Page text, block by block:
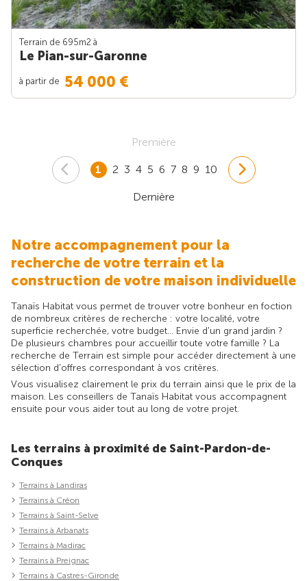
Terrain de 695m2 à
Le Pian-sur-Garonne
à partir de 54 000 €
Première
1 2 3 4 5 6 7 8 9 10
Dernière
Notre accompagnement pour la
recherche de votre terrain et la
construction de votre maison individuelle
Tanaïs Habitat vous permet de trouver votre bonheur en foction
de nombreux critères de recherche : votre localité, votre
superficie recherchée, votre budget... Envie d'un grand jardin ?
De plusieurs chambres pour accueillir toute votre famille ? La
recherche de Terrain est simple pour accéder directement à une
sélection d'offres correspondant à vos critères.
Vous visualisez clairement le prix du terrain ainsi que le prix de la
maison. Les conseillers de Tanaïs Habitat vous accompagnent
ensuite pour vous aider tout au long de votre projet.
Les terrains à proximité de Saint-Pardon-de-
Conques
Terrains à Landiras
Terrains à Créon
Terrains à Saint-Selve
Terrains à Arbanats
Terrains à Madirac
Terrains à Preignac
Terrains à Castres-Gironde